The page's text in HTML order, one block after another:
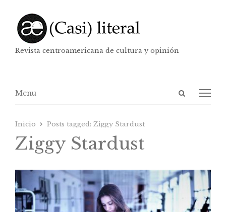
Revista centroamericana de cultura y opinión
Abrir
Menú
Menu
Inicio Posts tagged: Ziggy Stardust
Ziggy Stardust